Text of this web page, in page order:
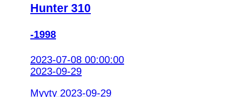
Hunter 310
-1998
2023-07-08 00:00:00
2023-09-29
Myyty 2023-09-29